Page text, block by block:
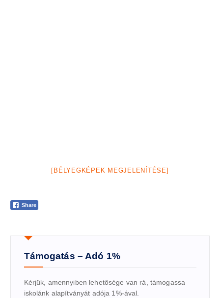
[BÉLYEGKÉPEK MEGJELENÍTÉSE]
Share
Támogatás – Adó 1%
Kérjük, amennyiben lehetősége van rá, támogassa
iskolánk alapítványát adója 1%-ával.